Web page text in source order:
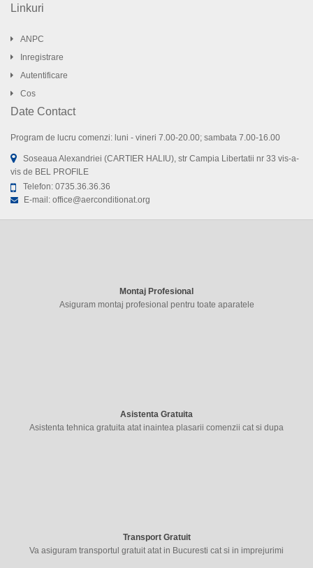
Linkuri
ANPC
Inregistrare
Autentificare
Cos
Date Contact
Program de lucru comenzi: luni - vineri 7.00-20.00; sambata 7.00-16.00
Soseaua Alexandriei (CARTIER HALIU), str Campia Libertatii nr 33 vis-a-
vis de BEL PROFILE
Telefon: 0735.36.36.36
E-mail: office@aerconditionat.org
Montaj Profesional
Asiguram montaj profesional pentru toate aparatele
Asistenta Gratuita
Asistenta tehnica gratuita atat inaintea plasarii comenzii cat si dupa
Transport Gratuit
Va asiguram transportul gratuit atat in Bucuresti cat si in imprejurimi